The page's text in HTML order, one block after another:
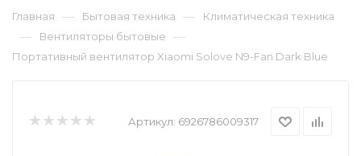
Главная — Бытовая техника — Климатическая техника
— Вентиляторы бытовые —
Портативный вентилятор Xiaomi Solove N9-Fan Dark Blue
Артикул: 6926786009317